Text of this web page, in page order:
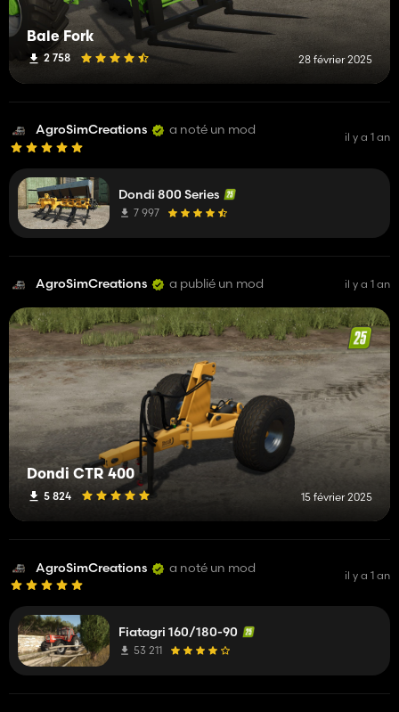
Bale Fork
2 758 28 février 2025
AgroSimCreations a noté un mod il y a 1 an
Dondi 800 Series
7 997
AgroSimCreations a publié un mod il y a 1 an
Dondi CTR 400
5 824 15 février 2025
AgroSimCreations a noté un mod il y a 1 an
Fiatagri 160/180-90
53 211